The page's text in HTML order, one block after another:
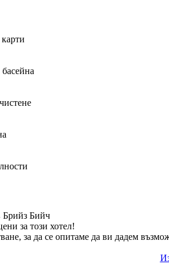
Брийз Бийч
за този хотел!
за да се опитаме да ви дадем